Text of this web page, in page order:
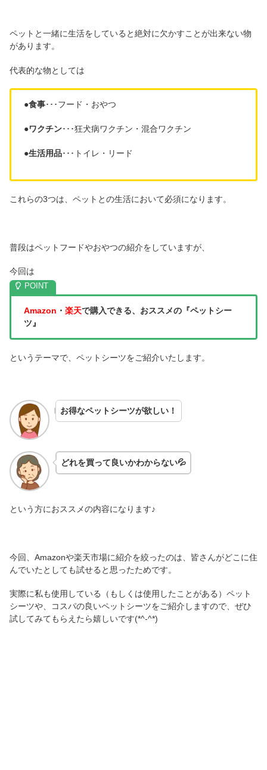
ペットと一緒に生活をしていると絶対に欠かすことが出来ない物
があります。
代表的な物としては
●食事･･･フード・おやつ
●ワクチン･･･狂犬病ワクチン・混合ワクチン
●生活用品･･･トイレ・リード
これらの3つは、ペットとの生活において必須になります。
普段はペットフードやおやつの紹介をしていますが、
今回は
Amazon ・ 楽天で購入できる、おススメの『ペットシー
ツ』
というテーマで、ペットシーツをご紹介いたします。
お得なペットシーツが欲しい！
どれを買って良いかわからない💦
という方におススメの内容になります♪
今回、Amazonや楽天市場に紹介を絞ったのは、皆さんがどこに住
んでいたとしても試せると思ったためです。
実際に私も使用している（もしくは使用したことがある）ペット
シーツや、コスパの良いペットシーツをご紹介しますので、ぜひ
試してみてもらえたら嬉しいです(*^-^*)